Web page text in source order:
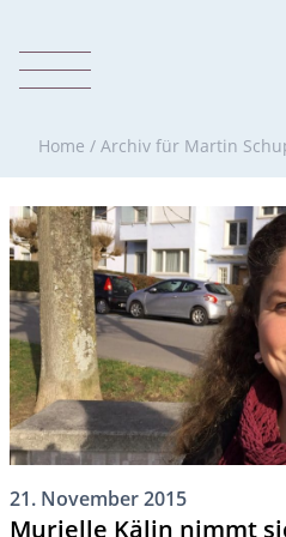
Home / Archiv für Martin
21. November 2015
Murielle Kälin nimmt